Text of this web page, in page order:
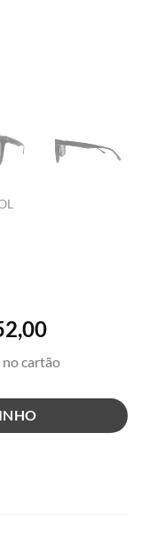
O
atual
é:
R$
no cartão